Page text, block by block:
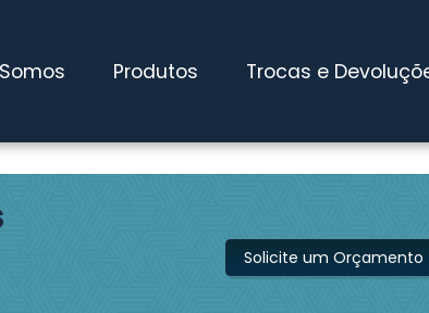
Solicite um Orçamento